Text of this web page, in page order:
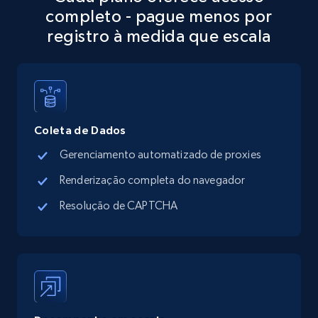
more.
Place id, URL, Country, Name, Category,
Address, Description, Business details, and
Google Maps full information - Collect
completo - pague menos por
registro à medida que escala
Coleta de Dados
Gerenciamento automatizado de proxies
Renderização completa do navegador
Resolução de CAPTCHA